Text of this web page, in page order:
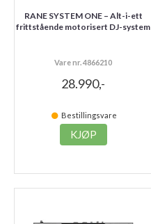
RANE SYSTEM ONE – Alt-i-ett
frittstående motorisert DJ-system
Vare nr. 4866210
28.990,-
Bestillingsvare
KJØP